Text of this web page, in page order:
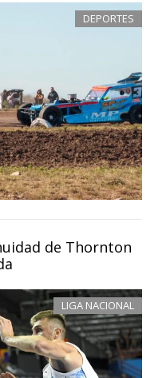
DEPORTES
de Thornton
LIGA NACIONAL